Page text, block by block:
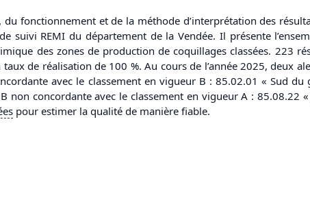
fonctionnement et de la méthode d’interprétation des
suivi REMI du département de la Vendée. Il présente
des zones de production de coquillages classées. 223
de réalisation de 100 %. Au cours de l’année 2025, deux
avec le classement en vigueur B : 85.02.01 « Sud
non concordante avec le classement en vigueur A : 85.08.22 «
pour estimer la qualité de manière fiable.